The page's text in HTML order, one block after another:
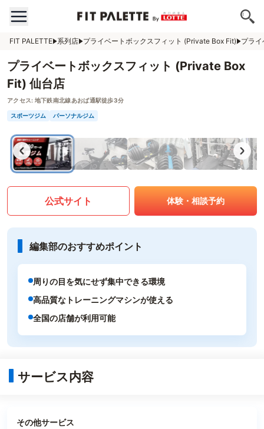
FIT PALETTE 系列店 プライベートボックスフィット (Private Box Fit) プラ
プライベートボックスフィット (Private Box
Fit) 仙台店
アクセス: 地下鉄南北線あおば通駅徒歩3分
スポーツジム パーソナルジム
公式サイト 体験・相談予約
編集部のおすすめポイント
周りの目を気にせず集中できる環境
高品質なトレーニングマシンが使える
全国の店舗が利用可能
サービス内容
その他サービス